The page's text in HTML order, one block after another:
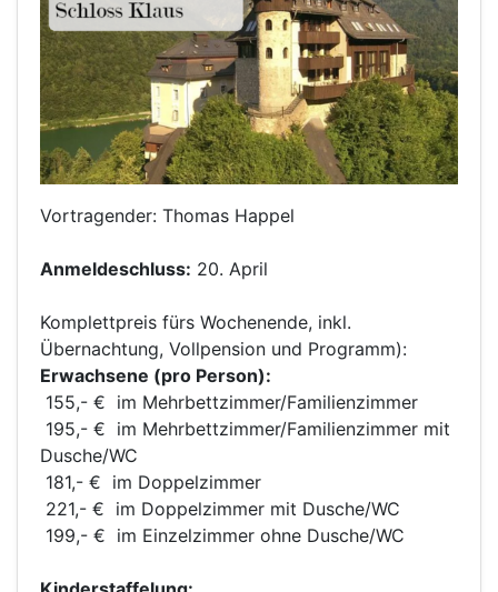
Vortragender: Thomas Happel
Anmeldeschluss: 20. April
Komplettpreis fürs Wochenende, inkl.
Übernachtung, Vollpension und Programm):
Erwachsene (pro Person):
155,- € im Mehrbettzimmer/Familienzimmer
195,- € im Mehrbettzimmer/Familienzimmer mit
Dusche/WC
181,- € im Doppelzimmer
221,- € im Doppelzimmer mit Dusche/WC
199,- € im Einzelzimmer ohne Dusche/WC